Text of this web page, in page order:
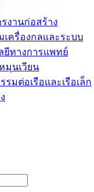
รงานก่อสร้าง
เครื่องกลและระบบ
ยีทางการแพทย์
มุนเวียน
รมต่อเรือและเรือเล็ก